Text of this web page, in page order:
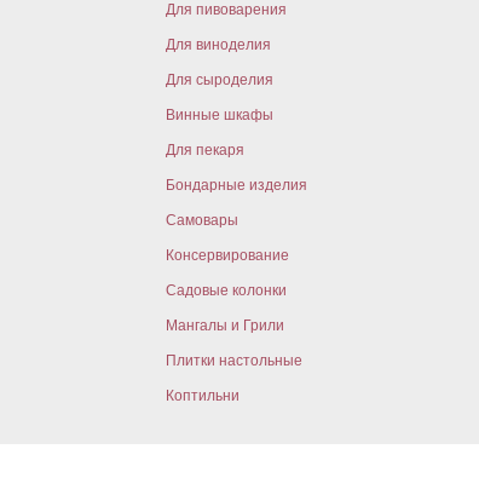
Для пивоварения
Для виноделия
Для сыроделия
Винные шкафы
Для пекаря
Бондарные изделия
Самовары
Консервирование
Садовые колонки
Мангалы и Грили
Плитки настольные
Коптильни